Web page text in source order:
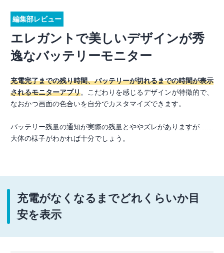
編集部レビュー
エレガントで美しいデザインが秀
逸なバッテリーモニター
充電完了までの残り時間、バッテリーが切れるまでの時間が表示
されるモニターアプリ。こだわりを感じるデザインが特徴的で、
なおかつ画面の色合いを自分でカスタマイズできます。
バッテリー残量の通知が実際の残量とややズレがありますが……
大体の様子がわかれば十分でしょう。
充電がなくなるまでどれくらいか目
安を表示